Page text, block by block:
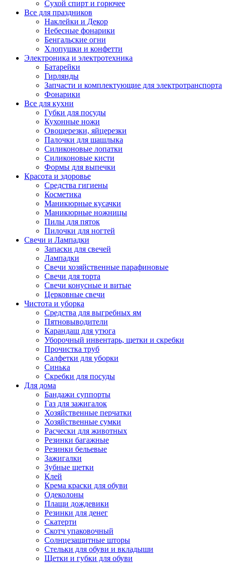
Сухой спирт и горючее
Все для праздников
Наклейки и Декор
Небесные фонарики
Бенгальские огни
Хлопушки и конфетти
Электроника и электротехника
Батарейки
Гирлянды
Запчасти и комплектующие для электротранспорта
Фонарики
Все для кухни
Губки для посуды
Кухонные ножи
Овощерезки, яйцерезки
Палочки для шашлыка
Силиконовые лопатки
Силиконовые кисти
Формы для выпечки
Красота и здоровье
Средства гигиены
Косметика
Маникюрные кусачки
Маникюрные ножницы
Пилы для пяток
Пилочки для ногтей
Свечи и Лампадки
Запаски для свечей
Лампадки
Свечи хозяйственные парафиновые
Свечи для торта
Свечи конусные и витые
Церковные свечи
Чистота и уборка
Средства для выгребных ям
Пятновыводители
Карандаш для утюга
Уборочный инвентарь, щетки и скребки
Прочистка труб
Салфетки для уборки
Синька
Скребки для посуды
Для дома
Бандажи суппорты
Газ для зажигалок
Хозяйственные перчатки
Хозяйственные сумки
Расчески для животных
Резинки багажные
Резинки бельевые
Зажигалки
Зубные щетки
Клей
Крема краски для обуви
Одеколоны
Плащи дождевики
Резинки для денег
Скатерти
Скотч упаковочный
Солнцезащитные шторы
Стельки для обуви и вкладыши
Щетки и губки для обуви